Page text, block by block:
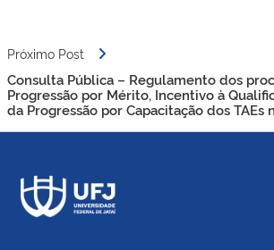
Próximo Post
Consulta Pública – Regulamento dos
Progressão por Mérito, Incentivo à
da Progressão por Capacitação dos TAEs